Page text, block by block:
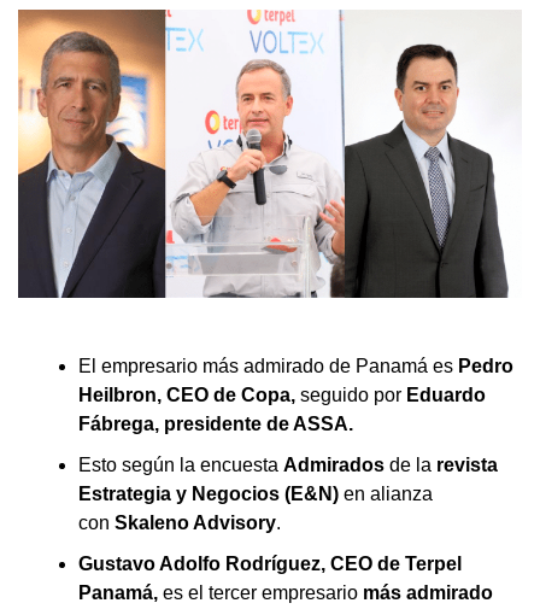
El empresario más admirado de Panamá es Pedro
Heilbron, CEO de Copa, seguido por Eduardo
Fábrega, presidente de ASSA.
Esto según la encuesta Admirados de la revista
Estrategia y Negocios (E&N) en alianza
con Skaleno Advisory.
Gustavo Adolfo Rodríguez, CEO de Terpel
Panamá, es el tercer empresario más admirado